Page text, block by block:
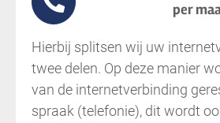
per
Hierbij splitsen wij uw
twee delen. Op deze manier
van de internetverbinding
spraak (telefonie), dit wordt